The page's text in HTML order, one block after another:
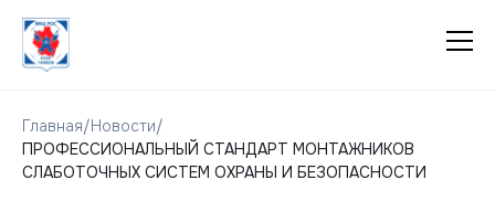
Главная/Новости/
ПРОФЕССИОНАЛЬНЫЙ СТАНДАРТ МОНТАЖНИКОВ
СЛАБОТОЧНЫХ СИСТЕМ ОХРАНЫ И БЕЗОПАСНОСТИ